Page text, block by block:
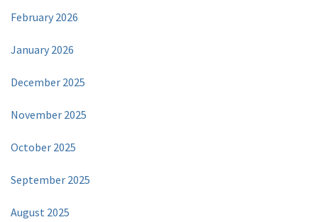
February 2026
January 2026
December 2025
November 2025
October 2025
September 2025
August 2025